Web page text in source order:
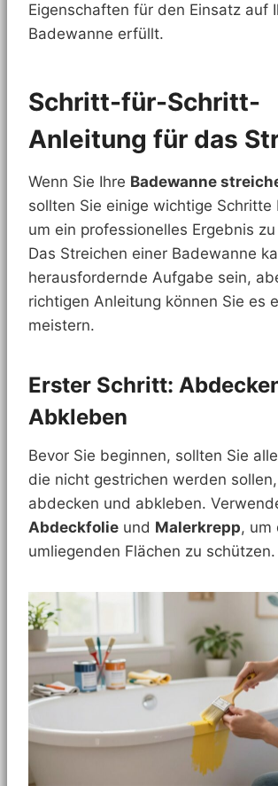
Eigenschaften für den Einsatz auf
Badewanne erfüllt.
Schritt-für-Schritt-
Anleitung für das
Wenn Sie Ihre Badewanne
sollten Sie einige wichtige Schritte
um ein professionelles Ergebnis
Das Streichen einer Badewanne
herausfordernde Aufgabe sein,
richtigen Anleitung können Sie es
meistern.
Erster Schritt:
Abkleben
Bevor Sie beginnen, sollten Sie
die nicht gestrichen werden
abdecken und abkleben.
Abdeckfolie und Malerkrepp, um
umliegenden Flächen zu schützen.